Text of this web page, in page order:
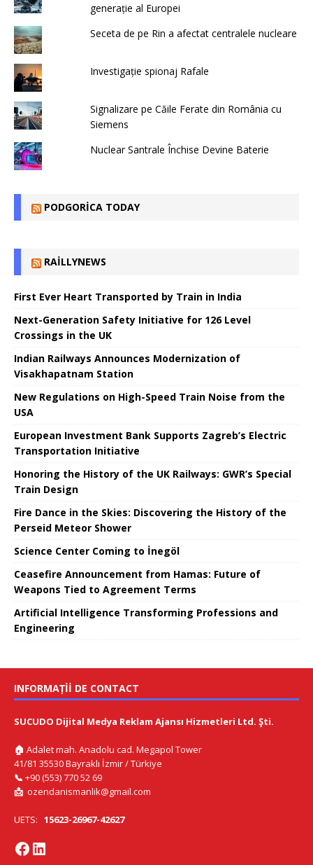
generație al Europei
Seceta de pe Rin a afectat centralele nucleare
Investigație spionaj Rafale
Signalizare pe Căile Ferate din România cu
Siemens
Nuclear Santrale Închise Devine Baterie
PODGORICA TODAY
RAILLYNEWS
First Ever Heart Transported by Train in India
Next-Generation Safety Initiative for 126 Level
Crossings in the UK
Indian Railways Announces Modernization of
Visakhapatnam Station
New Regulations on High-Speed ​​Train Noise from the
USA
European Investment Bank Supports Zagreb’s Electric
Transportation Initiative
Honoring the History of the UK Railways: GWR’s Special
Train Design
Fire Dance in the Skies: Discovering the History of the
Perseid Meteor Shower
Science Center Coming to İnegöl
Ceasefire Announcement from Hamas: Future of
Weapons Tied to Agreement Terms
Artificial Intelligence Transforming Professions and
Engineering
INFORMAȚII DE CONTACT
SUCUDO Dijital Medya Reklam Ajansı Hizmetleri Ltd. Şti.
🏠 Adalet mah. Anadolu cad. Megapol Tower
41/81 35530 Bayraklı İzmir / Türkiye
📞 +90 (553) 770 52 69
📩 ozendanismanlik@gmail.com
UETS: 15623-26967-42627